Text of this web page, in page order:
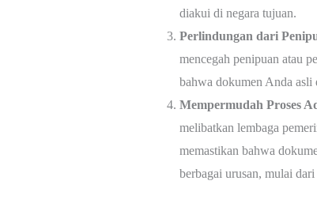
diakui di negara tujuan.
Perlindungan dari
mencegah penipuan atau
bahwa dokumen Anda asli
Mempermudah Proses
melibatkan lembaga
memastikan bahwa
berbagai urusan, mulai